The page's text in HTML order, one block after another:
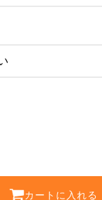
カートに入れる